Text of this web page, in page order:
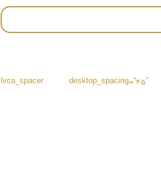
[/vc_column_text][lvca_spacer